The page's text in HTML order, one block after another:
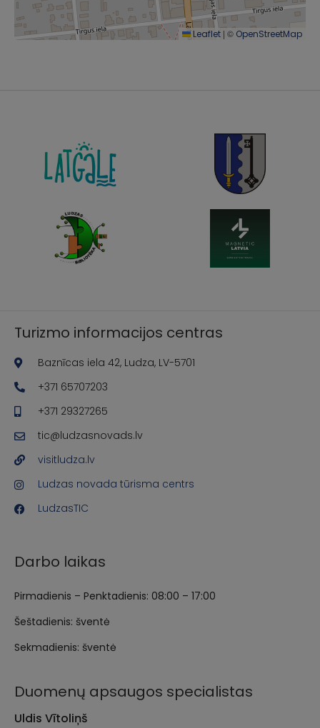
Leaflet | © OpenStreetMap
Turizmo informacijos centras
Baznīcas iela 42, Ludza, LV-5701
+371 65707203
+371 29327265
tic@ludzasnovads.lv
visitludza.lv
Ludzas novada tūrisma centrs
LudzasTIC
Darbo laikas
Pirmadienis – Penktadienis: 08:00 – 17:00
Šeštadienis: šventė
Sekmadienis: šventė
Duomenų apsaugos specialistas
Uldis Vītoliņš